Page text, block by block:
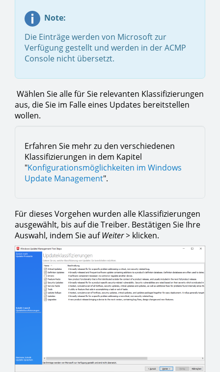
Note:
Die Einträge werden von Microsoft zur
Verfügung gestellt und werden in der ACMP
Console nicht übersetzt.
Wählen Sie alle für Sie relevanten Klassifizierungen
aus, die Sie im Falle eines Updates bereitstellen
wollen.
Erfahren Sie mehr zu den verschiedenen
Klassifizierungen in dem Kapitel
"Konfigurationsmöglichkeiten im Windows
Update Management".
Für dieses Vorgehen wurden alle Klassifizierungen
ausgewählt, bis auf die Treiber. Bestätigen Sie Ihre
Auswahl, indem Sie aufWeiter > klicken.